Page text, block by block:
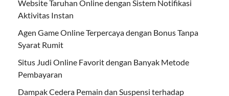
Website Taruhan Online dengan Sistem Notifikasi
Aktivitas Instan
Agen Game Online Terpercaya dengan Bonus Tanpa
Syarat Rumit
Situs Judi Online Favorit dengan Banyak Metode
Pembayaran
Dampak Cedera Pemain dan Suspensi terhadap